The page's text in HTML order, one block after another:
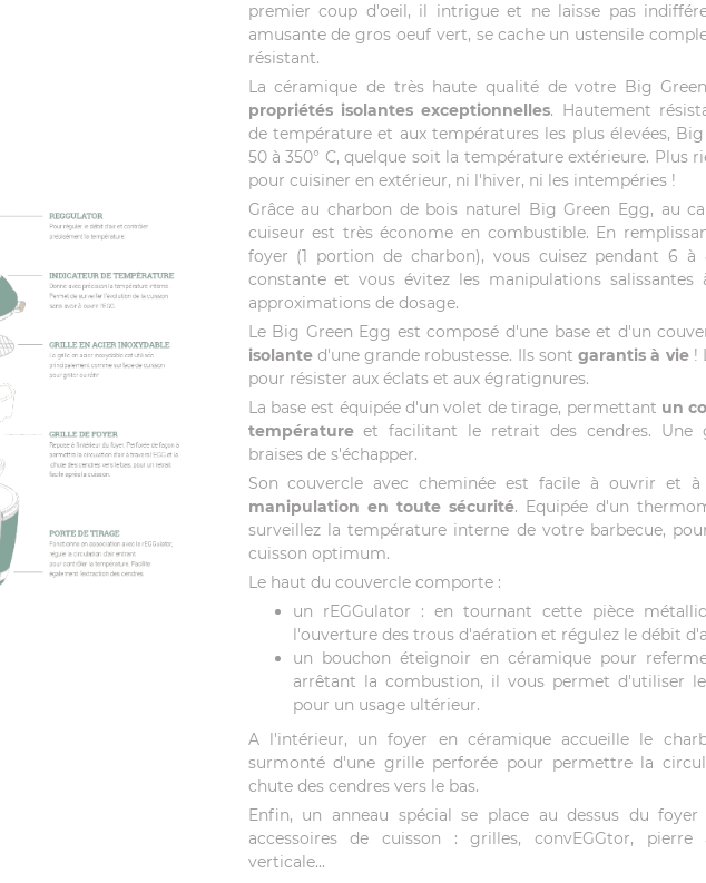
premier coup d'oeil, il intrigue et ne laisse pas
amusante de gros oeuf vert, se cache un ustensile
résistant.
La céramique de très haute qualité de votre Big
propriétés isolantes exceptionnelles. Hautement
de température et aux températures les plus élevées,
50 à 350° C, quelque soit la température extérieure. Plus
pour cuisiner en extérieur, ni l'hiver, ni les intempéries !
Grâce au charbon de bois naturel Big Green Egg, au
cuiseur est très économe en combustible. En
foyer (1 portion de charbon), vous cuisez pendant 6 à
constante et vous évitez les manipulations
approximations de dosage.
Le Big Green Egg est composé d'une base et d'un
isolanted'une grande robustesse. Ils sont garantis à vie!
pour résister aux éclats et aux égratignures.
La base est équipée d'un volet de tirage, permettant un
températureet facilitant le retrait des cendres. Une
braises de s'échapper.
Son couvercle avec cheminée est facile à ouvrir et
manipulation en toute sécurité. Equipée d'un
surveillez la température interne de votre barbecue,
cuisson optimum.
Le haut du couvercle comporte :
un rEGGulator : en tournant cette pièce
l'ouverture des trous d'aération et régulez le débit
un bouchon éteignoir en céramique pour
arrêtant la combustion, il vous permet d'utiliser
pour un usage ultérieur.
A l'intérieur, un foyer en céramique accueille le
surmonté d'une grille perforée pour permettre la
chute des cendres vers le bas.
Enfin, un anneau spécial se place au dessus du
accessoires de cuisson : grilles, convEGGtor, pierre
verticale...